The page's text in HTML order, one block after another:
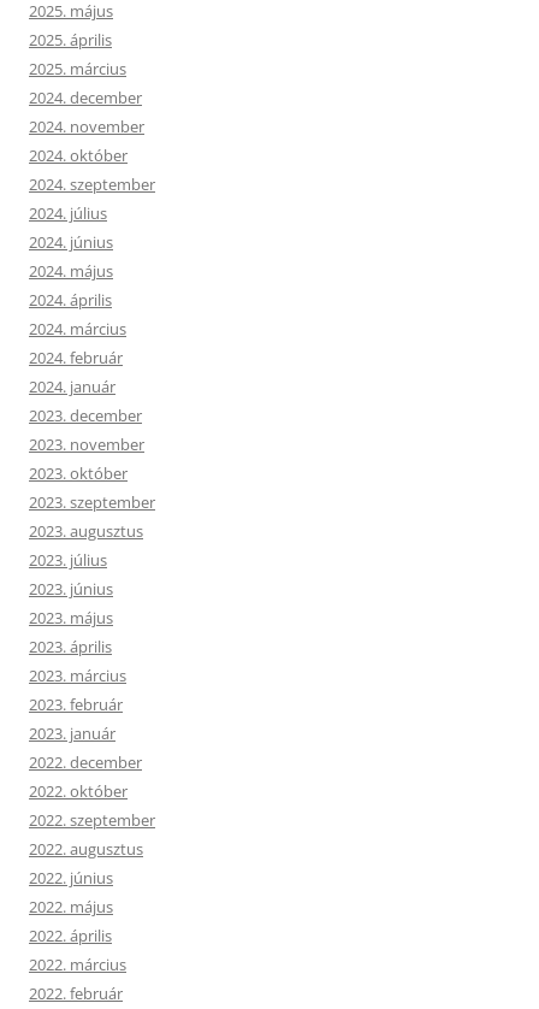
2025. május
2025. április
2025. március
2024. december
2024. november
2024. október
2024. szeptember
2024. július
2024. június
2024. május
2024. április
2024. március
2024. február
2024. január
2023. december
2023. november
2023. október
2023. szeptember
2023. augusztus
2023. július
2023. június
2023. május
2023. április
2023. március
2023. február
2023. január
2022. december
2022. október
2022. szeptember
2022. augusztus
2022. június
2022. május
2022. április
2022. március
2022. február